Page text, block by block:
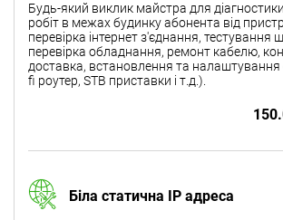
Будь-який виклик майстра для
робіт в межах будинку абонента від
перевірка інтернет з'єднання, тестування
перевірка обладнання, ремонт кабелю,
доставка, встановлення та
fi роутер, STB приставки і т.д.).
Біла статична IP адреса